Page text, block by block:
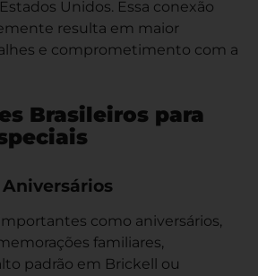
Unidos. Essa conexão
resulta em maior
e comprometimento com a
Brasileiros para
Aniversários
como aniversários,
familiares,
padrão em Brickell ou